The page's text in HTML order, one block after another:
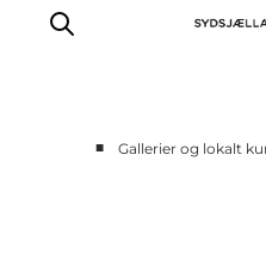
■ Gallerier og lokalt